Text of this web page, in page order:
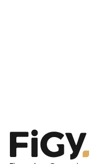
huvudinnehållet
Till startsidan